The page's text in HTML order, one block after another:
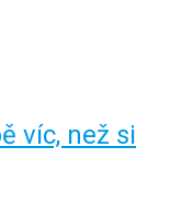
víc, než si